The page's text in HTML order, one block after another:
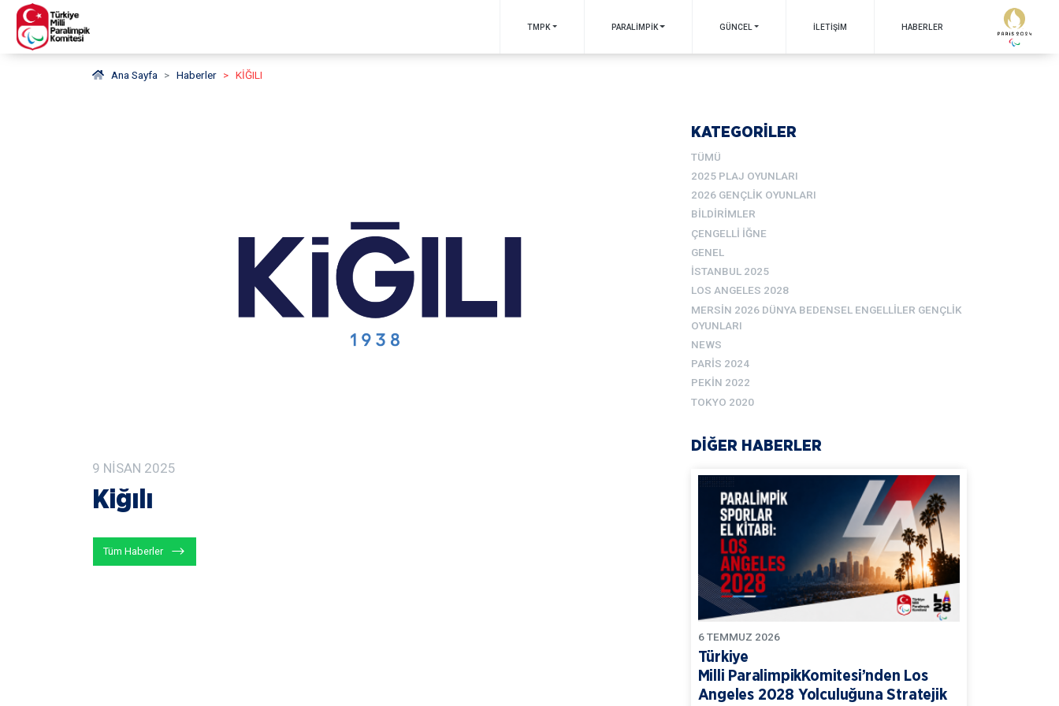
TMPK PARALİMPİK GÜNCEL İLETIŞIM HABERLER
Ana Sayfa Haberler KIĞILI
9 NISAN 2025
Kiğılı
Tüm Haberler
KATEGORİLER
TÜMÜ
2025 PLAJ OYUNLARI
2026 GENÇLIK OYUNLARI
BILDIRIMLER
ÇENGELLI İĞNE
GENEL
İSTANBUL 2025
LOS ANGELES 2028
MERSIN 2026 DÜNYA BEDENSEL ENGELLILER GENÇLIK
OYUNLARI
NEWS
PARIS 2024
PEKIN 2022
TOKYO 2020
DİĞER HABERLER
6 TEMMUZ 2026
Türkiye
Milli ParalimpikKomitesi’nden Los
Angeles 2028 Yolculuğuna Stratejik